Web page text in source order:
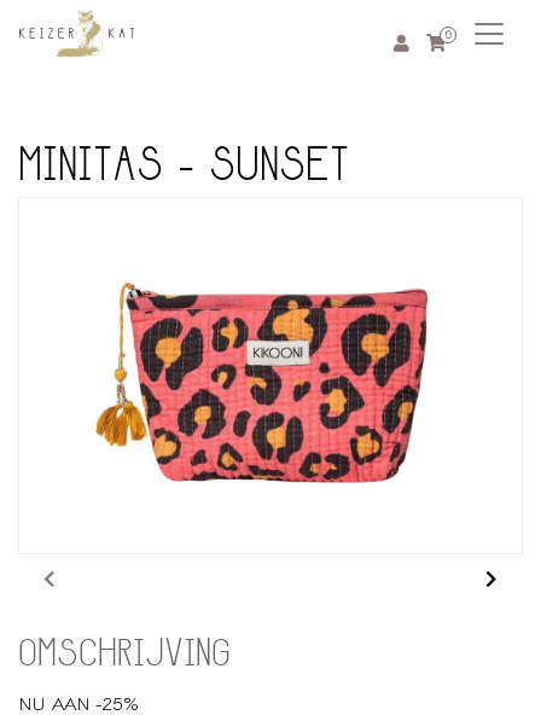
0
MINITAS - SUNSET
OMSCHRIJVING
NU AAN -25%